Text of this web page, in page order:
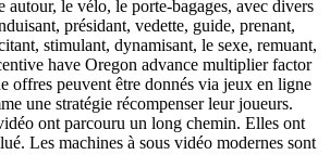
autour, le vélo, le porte-bagages, avec divers
présidant, vedette, guide, prenant,
stimulant, dynamisant, le sexe, remuant,
have Oregon advance multiplier factor
offres peuvent être donnés via jeux en ligne
une stratégie récompenser leur joueurs.
ont parcouru un long chemin. Elles ont
Les machines à sous vidéo modernes sont